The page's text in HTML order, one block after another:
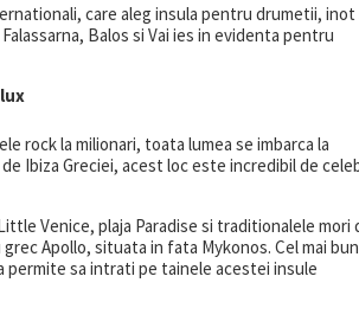
care aleg insula pentru drumetii, inot
Balos si Vai ies in evidenta pentru
rock la milionari, toata lumea se imbarca la
Ibiza Greciei, acest loc este incredibil de
Venice, plaja Paradise si traditionalele mori
Apollo, situata in fata Mykonos. Cel mai bun
permite sa intrati pe tainele acestei insule